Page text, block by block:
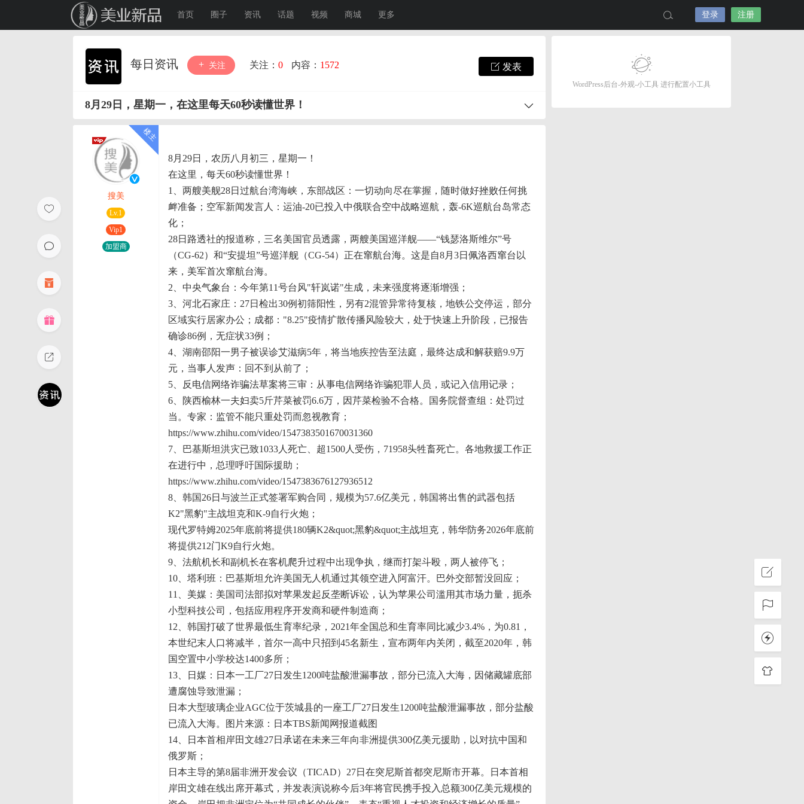
首页 圈子 资讯 话题 视频 商城 更多 登录 注册
每日资讯 关注 关注： 0 内容： 1572 发表
8月29日，星期一，在这里每天60秒读懂世界！
搜美
Lv.1
Vip1
加盟商
8月29日，农历八月初三，星期一！
在这里，每天60秒读懂世界！
1、两艘美舰28日过航台湾海峡，东部战区：一切动向尽在掌握，随时做好挫败任何挑
衅准备；空军新闻发言人：运油-20已投入中俄联合空中战略巡航，轰-6K巡航台岛常态
化；
28日路透社的报道称，三名美国官员透露，两艘美国巡洋舰——“钱瑟洛斯维尔”号
（CG-62）和“安提坦”号巡洋舰（CG-54）正在窜航台海。这是自8月3日佩洛西窜台以
来，美军首次窜航台海。
2、中央气象台：今年第11号台风"轩岚诺"生成，未来强度将逐渐增强；
3、河北石家庄：27日检出30例初筛阳性，另有2混管异常待复核，地铁公交停运，部分
区域实行居家办公；成都："8.25"疫情扩散传播风险较大，处于快速上升阶段，已报告
确诊86例，无症状33例；
4、湖南邵阳一男子被误诊艾滋病5年，将当地疾控告至法庭，最终达成和解获赔9.9万
元，当事人发声：回不到从前了；
5、反电信网络诈骗法草案将三审：从事电信网络诈骗犯罪人员，或记入信用记录；
6、陕西榆林一夫妇卖5斤芹菜被罚6.6万，因芹菜检验不合格。国务院督查组：处罚过
当。专家：监管不能只重处罚而忽视教育；
https://www.zhihu.com/video/1547383501670031360
7、巴基斯坦洪灾已致1033人死亡、超1500人受伤，71958头牲畜死亡。各地救援工作正
在进行中，总理呼吁国际援助；
https://www.zhihu.com/video/1547383676127936512
8、韩国26日与波兰正式签署军购合同，规模为57.6亿美元，韩国将出售的武器包括
K2"黑豹"主战坦克和K-9自行火炮；
现代罗特姆2025年底前将提供180辆K2&quot;黑豹&quot;主战坦克，韩华防务2026年底前
将提供212门K9自行火炮。
9、法航机长和副机长在客机爬升过程中出现争执，继而打架斗殴，两人被停飞；
10、塔利班：巴基斯坦允许美国无人机通过其领空进入阿富汗。巴外交部暂没回应；
11、美媒：美国司法部拟对苹果发起反垄断诉讼，认为苹果公司滥用其市场力量，扼杀
小型科技公司，包括应用程序开发商和硬件制造商；
12、韩国打破了世界最低生育率纪录，2021年全国总和生育率同比减少3.4%，为0.81，
本世纪末人口将减半，首尔一高中只招到45名新生，宣布两年内关闭，截至2020年，韩
国空置中小学校达1400多所；
13、日媒：日本一工厂27日发生1200吨盐酸泄漏事故，部分已流入大海，因储藏罐底部
遭腐蚀导致泄漏；
日本大型玻璃企业AGC位于茨城县的一座工厂27日发生1200吨盐酸泄漏事故，部分盐酸
已流入大海。图片来源：日本TBS新闻网报道截图
14、日本首相岸田文雄27日承诺在未来三年向非洲提供300亿美元援助，以对抗中国和
俄罗斯；
日本主导的第8届非洲开发会议（TICAD）27日在突尼斯首都突尼斯市开幕。日本首相
岸田文雄在线出席开幕式，并发表演说称今后3年将官民携手投入总额300亿美元规模的
WordPress后台-外观-小工具 进行配置小工具